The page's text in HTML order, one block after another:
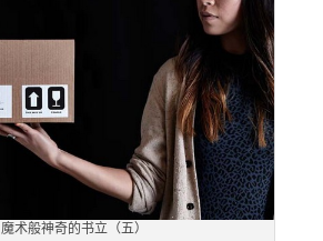
魔术般神奇的书立（五）